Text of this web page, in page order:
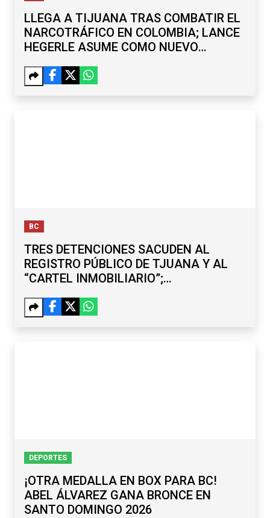
LLEGA A TIJUANA TRAS COMBATIR EL
NARCOTRÁFICO EN COLOMBIA; LANCE
HEGERLE ASUME COMO NUEVO
BC
TRES DETENCIONES SACUDEN AL
REGISTRO PÚBLICO DE TJUANA Y AL
“CARTEL INMOBILIARIO”;
ENTRE LOS CAPTURADOS
DEPORTES
¡OTRA MEDALLA EN BOX PARA BC!
ABEL ÁLVAREZ GANA BRONCE EN
SANTO DOMINGO 2026